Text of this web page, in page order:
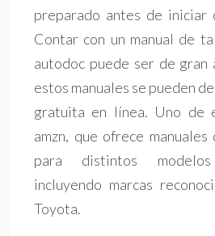
preparado antes de iniciar
Contar con un manual de
autodoc puede ser de gran
estos manuales se pueden
gratuita en línea. Uno de
amzn, que ofrece
para distintos
incluyendo marcas
Toyota.